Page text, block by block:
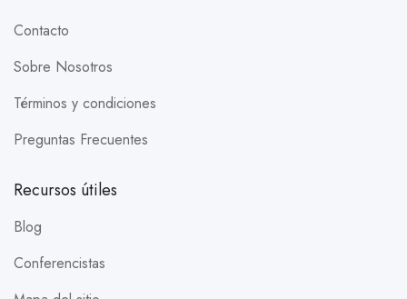
Contacto
Sobre Nosotros
Términos y condiciones
Preguntas Frecuentes
Recursos útiles
Blog
Conferencistas